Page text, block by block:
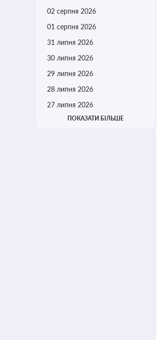
02 серпня 2026
01 серпня 2026
31 липня 2026
30 липня 2026
29 липня 2026
28 липня 2026
27 липня 2026
ПОКАЗАТИ БІЛЬШЕ